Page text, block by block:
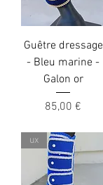
Guêtre dressage
- Bleu marine -
Galon or
Precio
85,00 €
ux